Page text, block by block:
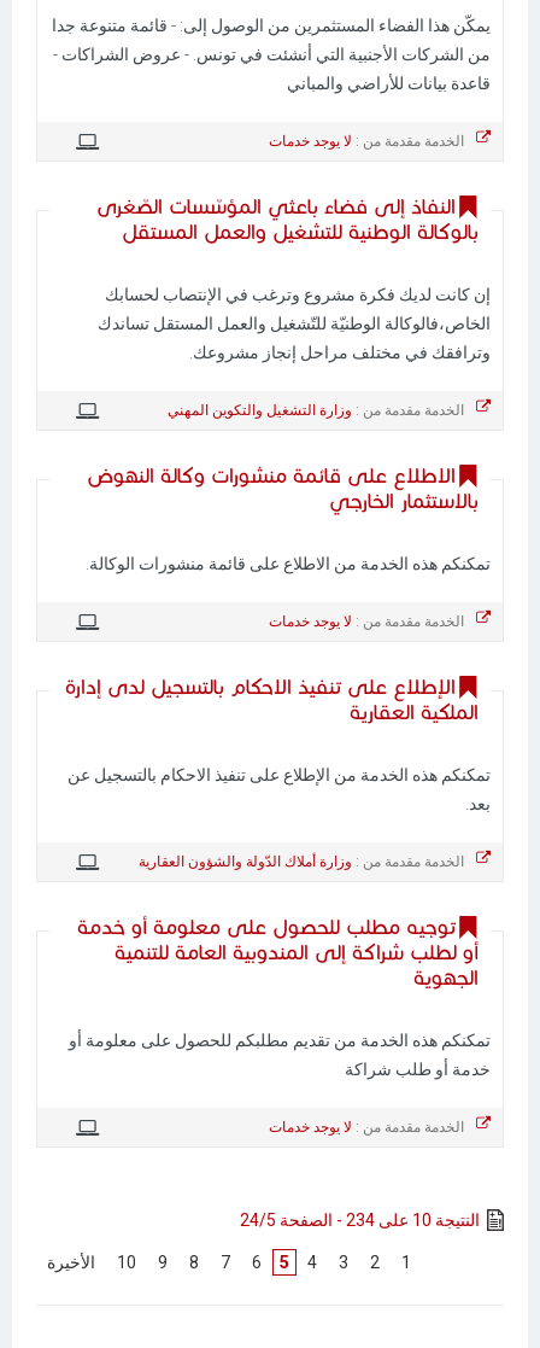
يمكّن هذا الفضاء المستثمرين من الوصول إلى: - قائمة متنوعة جدا
من الشركات الأجنبية التي أنشئت في تونس. - عروض الشراكات -
قاعدة بيانات للأراضي والمباني
الخدمة مقدمة من : لا يوجد خدمات
النفاذ إلى فضاء باعثي المؤسّسات الصّغرى
بالوكالة الوطنية للتشغيل والعمل المستقل
إن كانت لديك فكرة مشروع وترغب في الإنتصاب لحسابك
الخاص،فالوكالة الوطنيّة للتّشغيل والعمل المستقل تساندك
وترافقك في مختلف مراحل إنجاز مشروعك.
الخدمة مقدمة من : وزارة التشغيل والتكوين المهني
الاطلاع على قائمة منشورات وكالة النهوض
بالاستثمار الخارجي
تمكنكم هذه الخدمة من الاطلاع على قائمة منشورات الوكالة.
الخدمة مقدمة من : لا يوجد خدمات
الإطلاع على تنفيذ الاحكام بالتسجيل لدى إدارة
الملكية العقارية
تمكنكم هذه الخدمة من الإطلاع على تنفيذ الاحكام بالتسجيل عن
بعد.
الخدمة مقدمة من : وزارة أملاك الدّولة والشؤون العقارية
توجيه مطلب للحصول على معلومة أو خدمة
أو لطلب شراكة إلى المندوبية العامة للتنمية
الجهوية
تمكنكم هذه الخدمة من تقديم مطلبكم للحصول على معلومة أو
خدمة أو طلب شراكة
الخدمة مقدمة من : لا يوجد خدمات
النتيجة 10 على 234 - الصفحة 24/5
1
2
3
4
5
6
7
8
9
10 الأخيرة